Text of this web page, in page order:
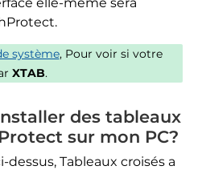
système, Pour voir si votre
XTAB.
des tableaux
sur mon PC?
Tableaux croisés a